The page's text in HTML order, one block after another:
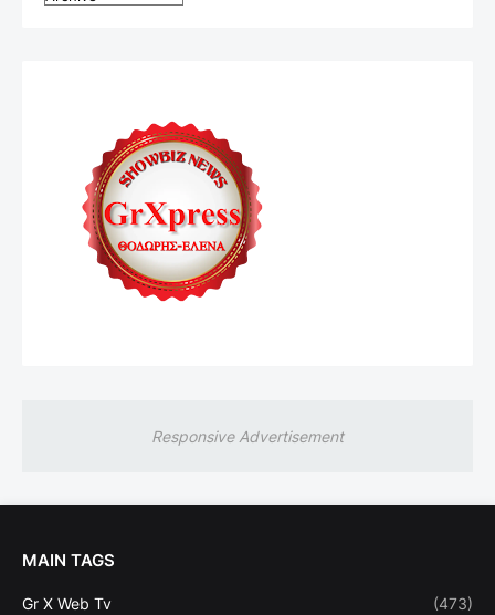
Responsive Advertisement
MAIN TAGS
Gr X Web Tv (473)